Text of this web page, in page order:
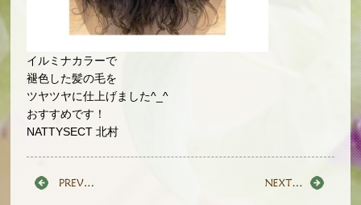
イルミナカラーで
褪色した髪の毛を
ツヤツヤに仕上げました^_^
おすすめです！
NATTYSECT 北村